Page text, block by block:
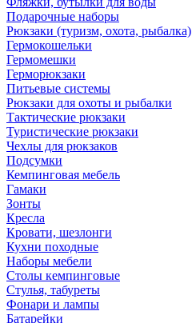
Подарочные наборы
Рюкзаки (туризм, охота, рыбалка)
Гермокошельки
Гермомешки
Герморюкзаки
Питьевые системы
Рюкзаки для охоты и рыбалки
Тактические рюкзаки
Туристические рюкзаки
Чехлы для рюкзаков
Подсумки
Кемпинговая мебель
Гамаки
Зонты
Кресла
Кровати, шезлонги
Кухни походные
Наборы мебели
Столы кемпинговые
Стулья, табуреты
Фонари и лампы
Батарейки